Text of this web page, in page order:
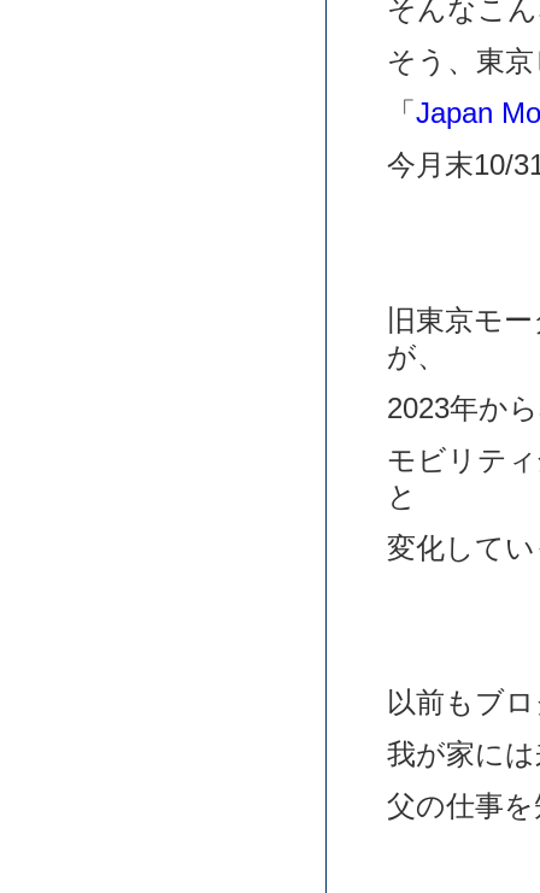
そんなこ
そう、東
「 Japan
今月末10/
旧東京モ
が、
2023年か
モビリテ
と
変化して
以前もブ
我が家に
父の仕事